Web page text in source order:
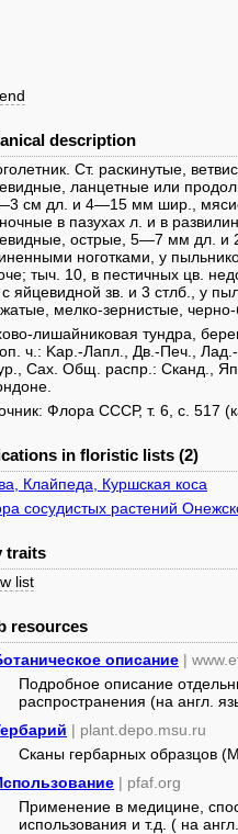
description
Ст. раскинутые,
ланцетные или
см дл. и 4—15 мм шир.,
в пазухах л. и в
острые, 5—7 мм дл. и
ноготками, у
тыч. 10, в пестичных цв.
с яйцевидной зв. и 3 стлб., у
мелко-зернистые,
лишайниковая тундра,
ч.: Kap.-Лапл., Дв.-Печ.,
Сах. Общ. распр.: Сканд.,
Флора СССР, т. 6, с. 517
in floristic lists (2)
Клайпеда, Куршская коса
сосудистых растений
traits
list
resources
описание |
Подробное описание
распространения (на англ.
| plant.depo.msu.ru
Сканы гербарных образцов
| pfaf.org
Применение в медицине,
использования и т.д. ( на